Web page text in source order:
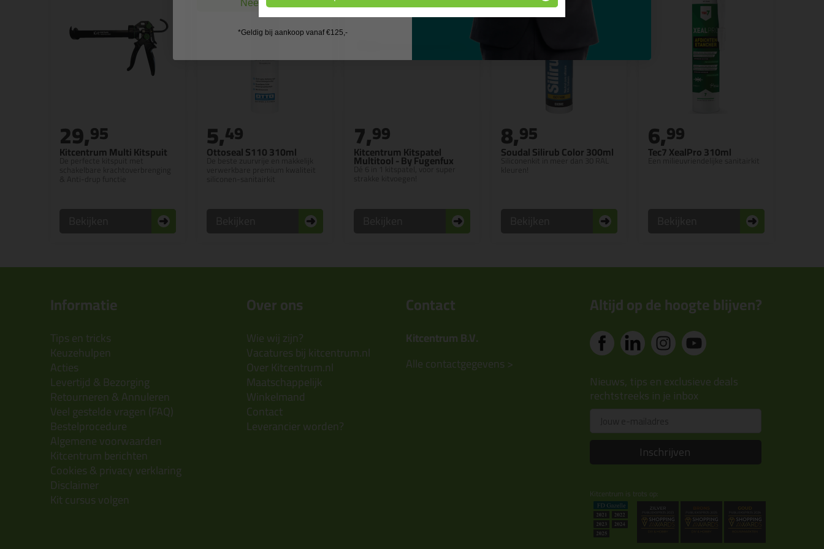
Kitcentrum Multi Kitspuit
De perfecte kitspuit met
29,95
Ottoseal S110 310ml
De beste zuurvrije en makkelijk
5,49
Kitcentrum Kitspatel
Multitool - By Fugenfux
Dé 6 in 1 kitspatel, voor super
7,99
Soudal Silirub Color 300ml
Siliconenkit in meer dan 30 RAL
8,95
Tec7 XealPro 310ml
Een milieuvriendelijke sanitairkit
6,99
Informatie
Tips en tricks
Keuzehulpen
Acties
Levertijd & Bezorging
Retourneren & Annuleren
Veel gestelde vragen (FAQ)
Bestelprocedure
Algemene voorwaarden
Kitcentrum berichten
Cookies & privacy verklaring
Disclaimer
Kit cursus volgen
Over ons
Wie wij zijn?
Vacatures bij kitcentrum.nl
Over Kitcentrum.nl
Maatschappelijk
Winkelmand
Contact
Leverancier worden?
Contact
Kitcentrum B.V.
Alle contactgegevens >
Altijd op de hoogte blijven?
Nieuws, tips en exclusieve deals
rechtstreeks in je inbox
Inschrijven
Kitcentrum is trots op:
Nee, ik wil geen cadeau
*Geldig bij aankoop vanaf €125,-